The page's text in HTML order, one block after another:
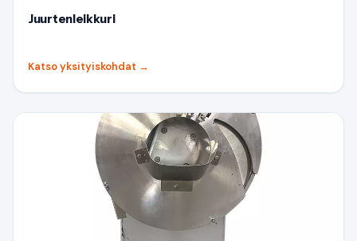
Juurtenleikkuri
Katso yksityiskohdat →